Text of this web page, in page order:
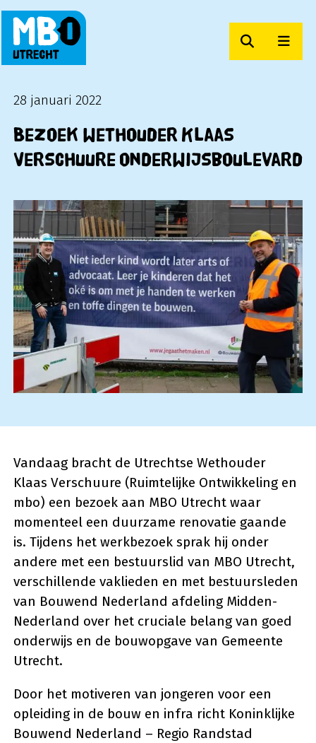
Zoeken
28 januari 2022
Bezoek wethouder Klaas
Verschuure onderwijsboulevard
Vandaag bracht de Utrechtse Wethouder
Klaas Verschuure (Ruimtelijke Ontwikkeling en
mbo) een bezoek aan MBO Utrecht waar
momenteel een duurzame renovatie gaande
is. Tijdens het werkbezoek sprak hij onder
andere met een bestuurslid van MBO Utrecht,
verschillende vaklieden en met bestuursleden
van Bouwend Nederland afdeling Midden-
Nederland over het cruciale belang van goed
onderwijs en de bouwopgave van Gemeente
Utrecht.
Door het motiveren van jongeren voor een
opleiding in de bouw en infra richt Koninklijke
Bouwend Nederland – Regio Randstad